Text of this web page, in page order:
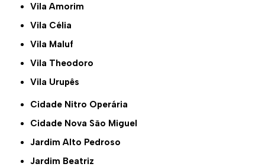
Vila Amorim
Vila Célia
Vila Maluf
Vila Theodoro
Vila Urupês
Cidade Nitro Operária
Cidade Nova São Miguel
Jardim Alto Pedroso
Jardim Beatriz